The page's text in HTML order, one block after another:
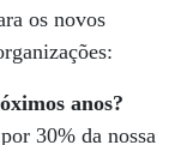
os novos
anos?
30% da nossa